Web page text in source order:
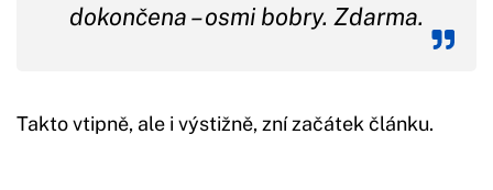
dokončena – osmi bobry. Zdarma.
Takto vtipně, ale i výstižně, zní začátek článku.